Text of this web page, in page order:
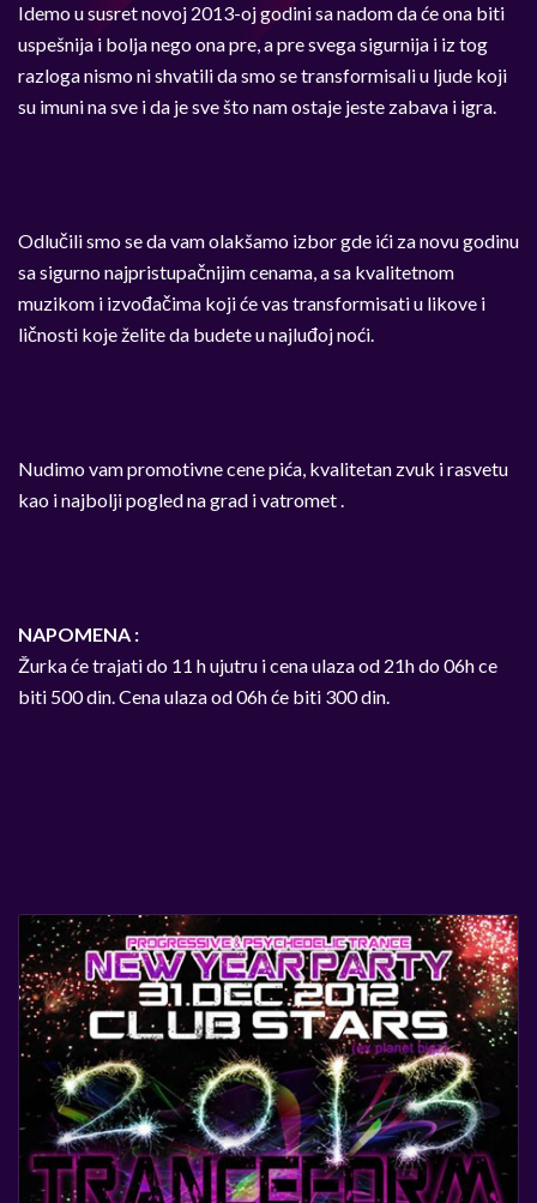
Idemo u susret novoj 2013-oj godini sa nadom da će ona biti
uspešnija i bolja nego ona pre, a pre svega sigurnija i iz tog
razloga nismo ni shvatili da smo se transformisali u ljude koji
su imuni na sve i da je sve što nam ostaje jeste zabava i igra.
Odlučili smo se da vam olakšamo izbor gde ići za novu godinu
sa sigurno najpristupačnijim cenama, a sa kvalitetnom
muzikom i izvođačima koji će vas transformisati u likove i
ličnosti koje želite da budete u najluđoj noći.
Nudimo vam promotivne cene pića, kvalitetan zvuk i rasvetu
kao i najbolji pogled na grad i vatromet .
NAPOMENA :
Žurka će trajati do 11 h ujutru i cena ulaza od 21h do 06h ce
biti 500 din. Cena ulaza od 06h će biti 300 din.